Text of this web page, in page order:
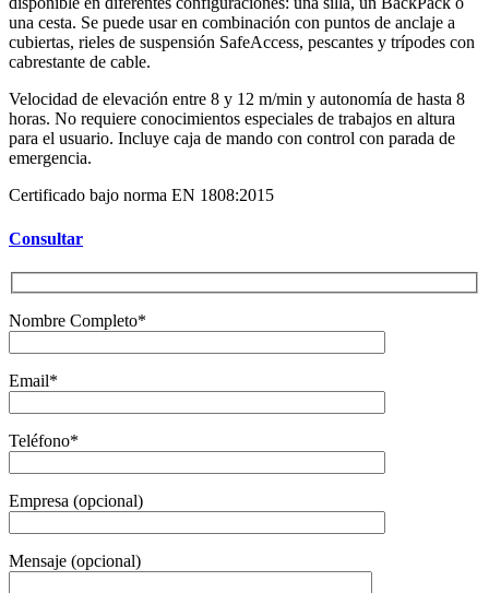
una cesta. Se puede usar en combinación con puntos de anclaje a
cubiertas, rieles de suspensión SafeAccess, pescantes y trípodes con
cabrestante de cable.
Velocidad de elevación entre 8 y 12 m/min y autonomía de hasta 8
horas. No requiere conocimientos especiales de trabajos en altura
para el usuario. Incluye caja de mando con control con parada de
emergencia.
Certificado bajo norma EN 1808:2015
Consultar
Nombre Completo*
Email*
Teléfono*
Empresa (opcional)
Mensaje (opcional)